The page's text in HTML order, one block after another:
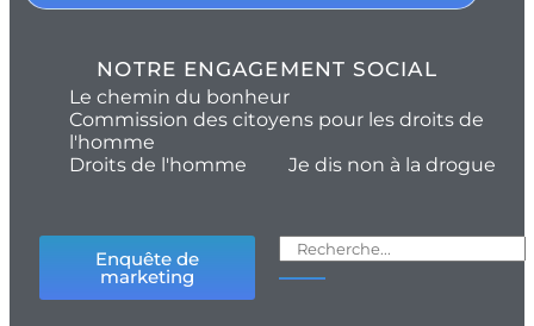
NOTRE ENGAGEMENT SOCIAL
Le chemin du bonheur
Commission des citoyens pour les droits de
l'homme
Droits de l'homme
Je dis non à la drogue
Enquête de
marketing